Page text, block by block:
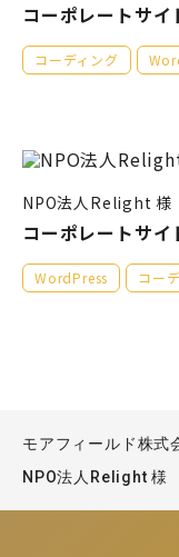
コーポレートサイ
コーディング
NPO法人Relight 様
コーポレートサイ
WordPress コー
モアフィールド株式
NPO法人Relight 様